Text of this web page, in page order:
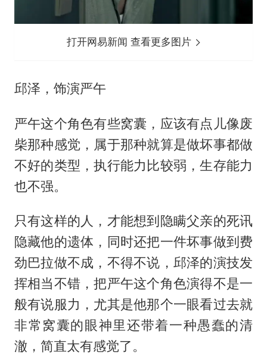
打开网易新闻 查看更多图片
邱泽，饰演严午
严午这个角色有些窝囊，应该有点儿像废
柴那种感觉，属于那种就算是做坏事都做
不好的类型，执行能力比较弱，生存能力
也不强。
只有这样的人，才能想到隐瞒父亲的死讯
隐藏他的遗体，同时还把一件坏事做到费
劲巴拉做不成，不得不说，邱泽的演技发
挥相当不错，把严午这个角色演得不是一
般有说服力，尤其是他那个一眼看过去就
非常窝囊的眼神里还带着一种愚蠢的清
澈，简直太有感觉了。